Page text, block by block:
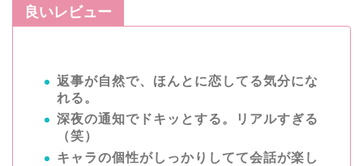
良いレビュー
返事が自然で、ほんとに恋してる気分にな
れる。
深夜の通知でドキッとする。リアルすぎる
（笑）
キャラの個性がしっかりしてて会話が楽し